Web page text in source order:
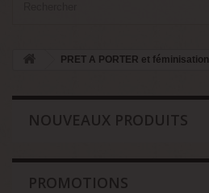
PRET A PORTER et féminisation
NOUVEAUX PRODUITS
PROMOTIONS